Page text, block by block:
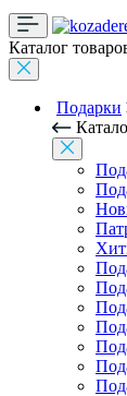
Каталог
Подарки